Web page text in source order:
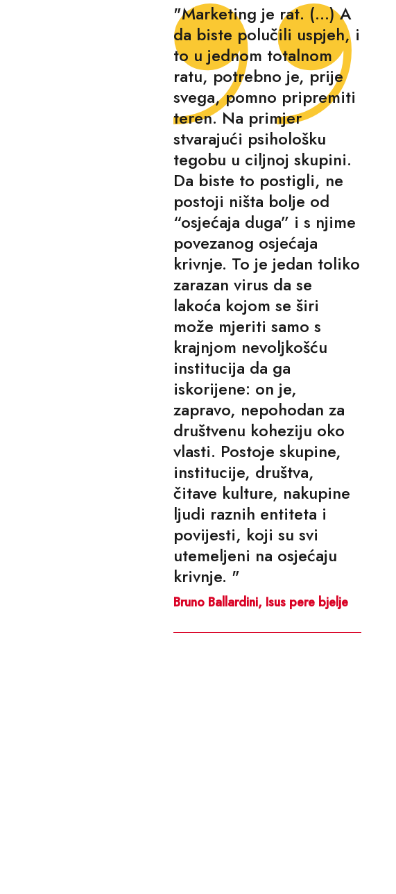
"Marketing je rat. (...) A
da biste polučili uspjeh, i
to u jednom totalnom
ratu, potrebno je, prije
svega, pomno pripremiti
teren. Na primjer
stvarajući psihološku
tegobu u ciljnoj skupini.
Da biste to postigli, ne
postoji ništa bolje od
“osjećaja duga” i s njime
povezanog osjećaja
krivnje. To je jedan toliko
zarazan virus da se
lakoća kojom se širi
može mjeriti samo s
krajnjom nevoljkošću
institucija da ga
iskorijene: on je,
zapravo, nepohodan za
društvenu koheziju oko
vlasti. Postoje skupine,
institucije, društva,
čitave kulture, nakupine
ljudi raznih entiteta i
povijesti, koji su svi
utemeljeni na osjećaju
krivnje. "
Bruno Ballardini, Isus pere bjelje